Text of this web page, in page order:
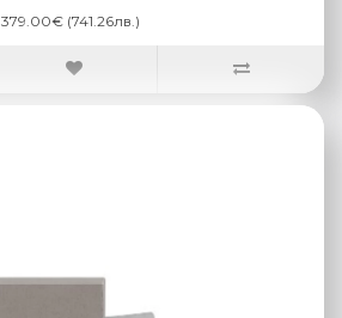
379.00€ (741.26лв.)